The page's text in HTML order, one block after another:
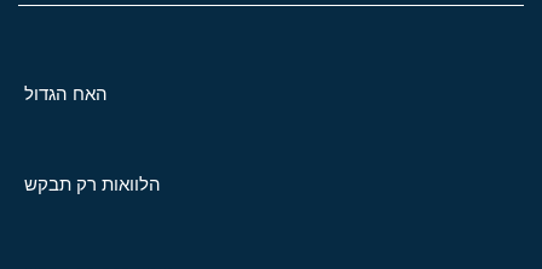
האח הגדול
הלוואות רק תבקש